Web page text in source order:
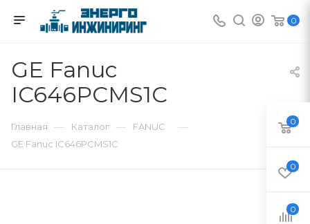
0
GE Fanuc
IC646PCMS1C
Главная — Каталог — FANUC —
GE Fanuc IC646PCMS1C
0
0
0